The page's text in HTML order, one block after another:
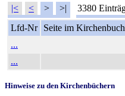
|< < > >| 3380
Lfd-Nr
Seite im Kirchenbuch
...
...
Hinweise zu den Kirchenbüchern